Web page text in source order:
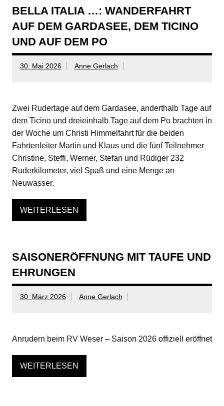
BELLA ITALIA …: WANDERFAHRT
AUF DEM GARDASEE, DEM TICINO
UND AUF DEM PO
30. Mai 2026 Anne Gerlach
Zwei Rudertage auf dem Gardasee, anderthalb Tage auf
dem Ticino und dreieinhalb Tage auf dem Po brachten in
der Woche um Christi Himmelfahrt für die beiden
Fahrtenleiter Martin und Klaus und die fünf Teilnehmer
Christine, Steffi, Werner, Stefan und Rüdiger 232
Ruderkilometer, viel Spaß und eine Menge an
Neuwasser.
WEITERLESEN
SAISONERÖFFNUNG MIT TAUFE UND
EHRUNGEN
30. März 2026 Anne Gerlach
Anrudern beim RV Weser – Saison 2026 offiziell eröffnet
WEITERLESEN